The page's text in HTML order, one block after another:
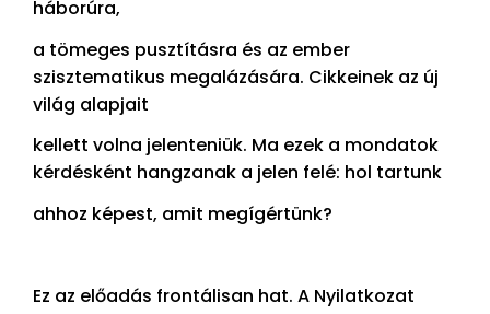
háborúra,
a tömeges pusztításra és az ember
szisztematikus megalázására. Cikkeinek az új
világ alapjait
kellett volna jelenteniük. Ma ezek a mondatok
kérdésként hangzanak a jelen felé: hol tartunk
ahhoz képest, amit megígértünk?
Ez az előadás frontálisan hat. A Nyilatkozat